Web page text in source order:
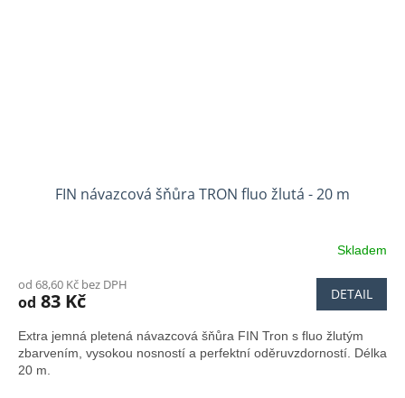
FIN návazcová šňůra TRON fluo žlutá - 20 m
Skladem
od 68,60 Kč bez DPH
od 83 Kč DETAIL
Extra jemná pletená návazcová šňůra FIN Tron s fluo žlutým
zbarvením, vysokou nosností a perfektní oděruvzdorností. Délka
20 m.